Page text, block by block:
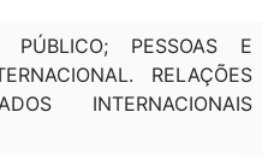
PÚBLICO; PESSOAS E
RELAÇÕES
INTERNACIONAIS